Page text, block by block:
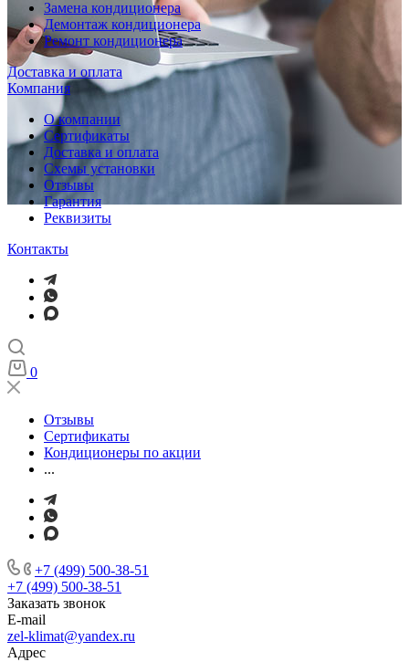
Замена кондиционера
Демонтаж кондиционера
Ремонт кондиционера
Доставка и оплата
Компания
О компании
Сертификаты
Доставка и оплата
Схемы установки
Отзывы
Гарантия
Реквизиты
Контакты
0
Отзывы
Сертификаты
Кондиционеры по акции
...
+7 (499) 500-38-51
+7 (499) 500-38-51
Заказать звонок
E-mail
zel-klimat@yandex.ru
Адрес